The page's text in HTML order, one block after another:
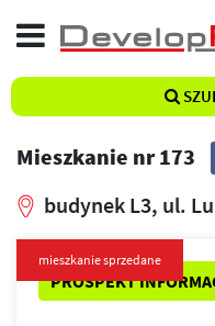
Mieszkanie nr 173
budynek L3, ul.
PROSPEKT
mieszkanie sprzedane